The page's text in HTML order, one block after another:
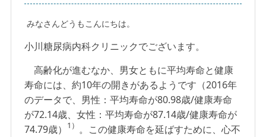
みなさんどうもこんにちは。
小川糖尿病内科クリニックでございます。
高齢化が進むなか、男女ともに平均寿命と健康
寿命には、約10年の開きがあるようです（2016年
のデータで、男性：平均寿命が80.98歳/健康寿命
が72.14歳、女性：平均寿命が87.14歳/健康寿命が
74.79歳）
1） 。この健康寿命を延ばすために、心不